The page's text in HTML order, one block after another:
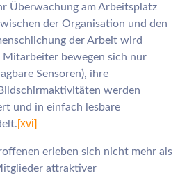
Überwachung am Arbeitsplatz
der Organisation und den
der Arbeit wird
bewegen sich nur
Sensoren), ihre
werden
und in einfach lesbare
[xvi]
erleben sich nicht mehr als
attraktiver